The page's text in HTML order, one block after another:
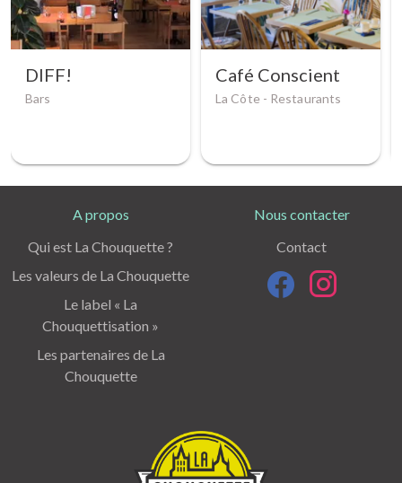
DIFF!
Bars
Café Conscient
La Côte - Restaurants
A propos
Qui est La Chouquette ?
Les valeurs de La Chouquette
Le label « La
Chouquettisation »
Les partenaires de La
Chouquette
Nous contacter
Contact